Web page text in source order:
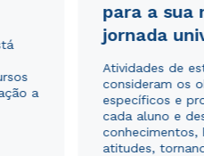
a
para a sua
jornada
Atividades de
consideram os
específicos e
cada aluno e
conhecimentos,
atitudes,
de Privacidade.e
utilizados para o
do Sul.